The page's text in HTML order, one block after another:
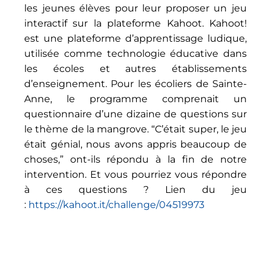
les jeunes élèves pour leur proposer un jeu
interactif sur la plateforme Kahoot. Kahoot!
est une plateforme d’apprentissage ludique,
utilisée comme technologie éducative dans
les écoles et autres établissements
d’enseignement. Pour les écoliers de Sainte-
Anne, le programme comprenait un
questionnaire d’une dizaine de questions sur
le thème de la mangrove. “C’était super, le jeu
était génial, nous avons appris beaucoup de
choses,” ont-ils répondu à la fin de notre
intervention. Et vous pourriez vous répondre
à ces questions ? Lien du jeu
: https://kahoot.it/challenge/04519973